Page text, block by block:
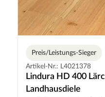
Preis/Leistungs-Sieger
Artikel-Nr.: L4021378
Lindura HD 400
Landhausdiele